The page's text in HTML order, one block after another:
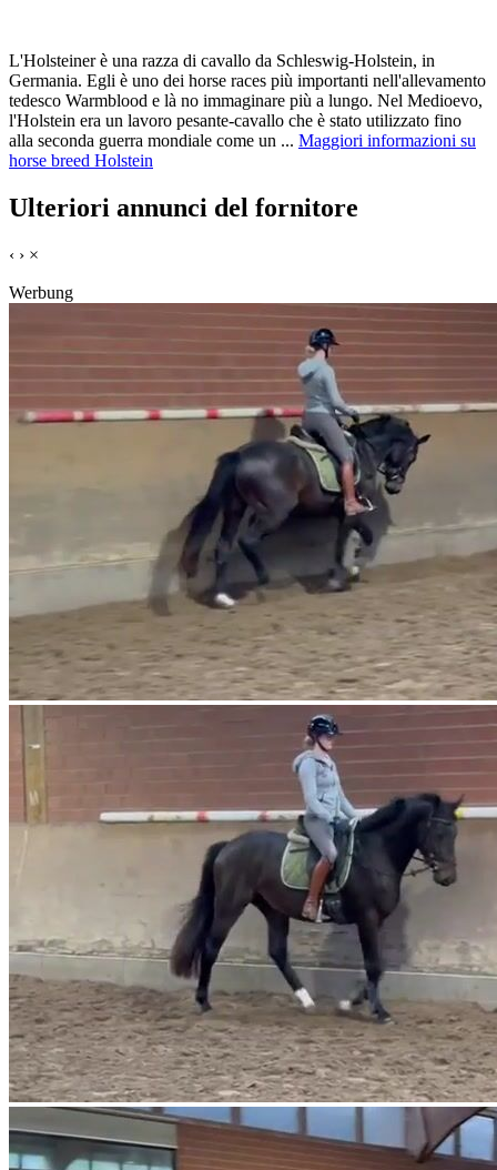
L'Holsteiner è una razza di cavallo da Schleswig-Holstein, in
Germania. Egli è uno dei horse races più importanti nell'allevamento
tedesco Warmblood e là no immaginare più a lungo. Nel Medioevo,
l'Holstein era un lavoro pesante-cavallo che è stato utilizzato fino
alla seconda guerra mondiale come un ... Maggiori informazioni su
horse breed Holstein
Ulteriori annunci del fornitore
‹ › ×
Werbung